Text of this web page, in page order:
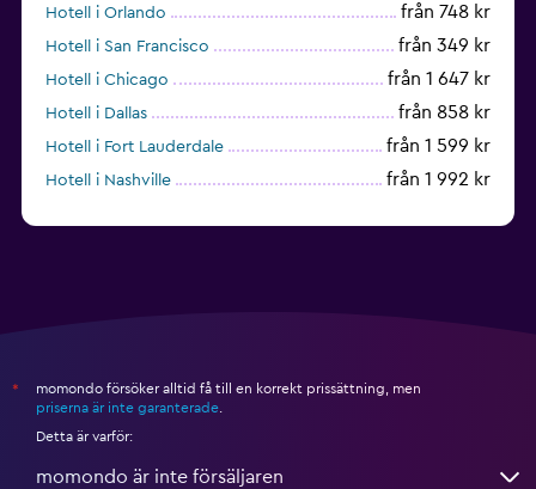
Hotell i Orlando från 748 kr
Hotell i San Francisco från 349 kr
Hotell i Chicago från 1 647 kr
Hotell i Dallas från 858 kr
Hotell i Fort Lauderdale från 1 599 kr
Hotell i Nashville från 1 992 kr
*
momondo försöker alltid få till en korrekt prissättning, men
priserna är inte garanterade
Detta är varför:
momondo är inte försäljaren